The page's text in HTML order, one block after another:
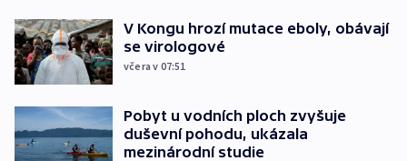
V Kongu hrozí mutace eboly, obávají
se virologové
včera v 07:51
Pobyt u vodních ploch zvyšuje
duševní pohodu, ukázala
mezinárodní studie